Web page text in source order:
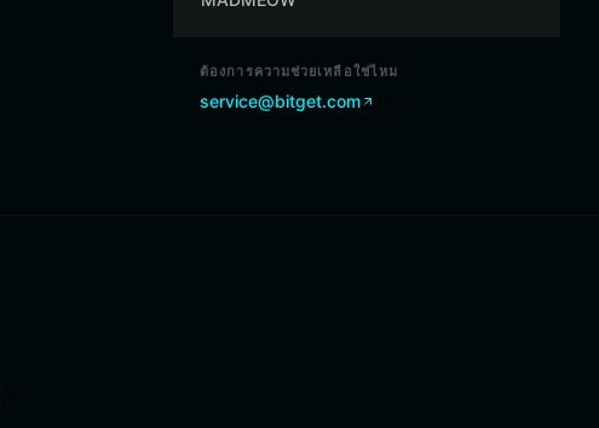
ต้องการความช่วยเหลือใช่ไหม
service@bitget.com